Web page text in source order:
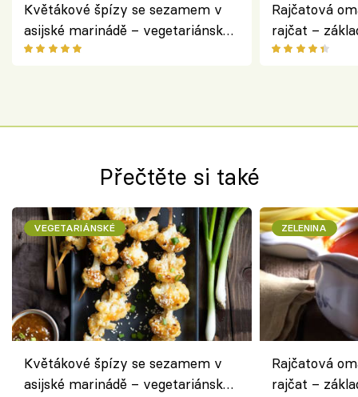
Květákové špízy se sezamem v
asijské marinádě – vegetariánská
chuťovka z grilu
Rajčatová
rajčat –
Přečtěte si také
VEGETARIÁNSKÉ
Květákové špízy se sezamem v
asijské marinádě – vegetariánská
ZELENINA
Rajčatová
rajčat –